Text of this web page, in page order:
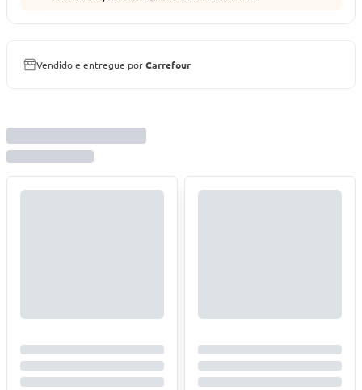
Vendido e entregue porCarrefour